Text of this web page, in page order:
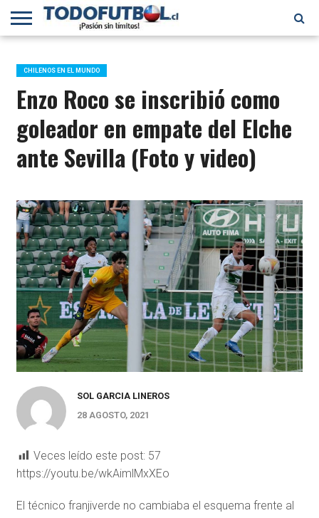
PRIMERA
B
SELECCIÓN
CHILENA
CHILENOS
EN EL
MUNDO
FÚTBOL
INTERNACIONAL
CHILENOS EN EL MUNDO
Enzo Roco se inscribió como
goleador en empate del Elche
ante Sevilla (Foto y video)
SOL GARCIA LINEROS
28 AGOSTO, 2021
Veces leído este post: 57
https://youtu.be/wkAimlMxXEo
El técnico franjiverde no cambiaba el esquema frente al